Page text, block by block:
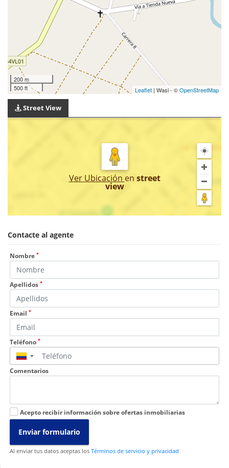
200 m
500 ft
Leaflet | Wasi - ©OpenStreetMap
Street View
Ver Ubicación en street
view
Contacte al agente
Nombre *
Apellidos *
Email *
Teléfono *
▼
Comentarios
Acepto recibir información sobre ofertas inmobiliarias
Enviar formulario
Al enviar tus datos aceptas los Términos de servicio y privacidad